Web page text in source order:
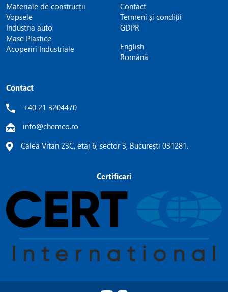
Materiale de construcții
Vopsele
Industria auto
Mase Plastice
Acoperiri Industriale
Contact
Termeni și condiții
GDPR
English
Română
Contact
+40 21 3204470
info@chemco.ro
Calea Vitan 23C, etaj 6, sector 3, București 031281.
Certificari